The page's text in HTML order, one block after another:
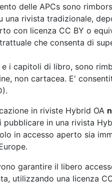
delle APCs sono
una rivista tradizionale,
con licenza CC BY o
che consenta di
e i capitoli di libro, sono
non cartacea. E'
in riviste Hybrid OA
in una rivista
in accesso aperto sia
garantire il libero
utilizzando una licenza